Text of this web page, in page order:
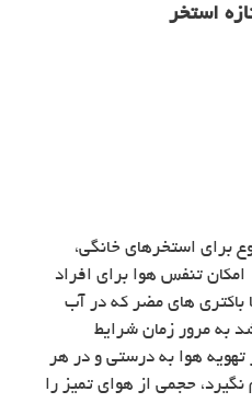
استخر
برای استخرهای خانگی،
تنفس هوا برای افراد
باکتری های مضر که در آب
به مرور زمان شرایط
هوا به درستی و در هر
حجمی از هوای تمیز را